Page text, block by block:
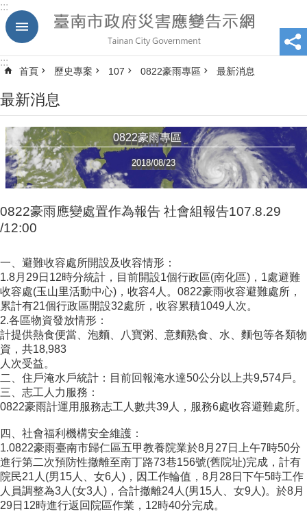
跳到主要內容區塊
:::
:::
首頁 歷史專案 107 0822豪雨專區 最新消息
最新消息
0822豪雨專區
2018/08/23
0822豪雨應變處置作為報告 社會組報告107.8.29
/12:00
一、避難收容處所開設及收容情形：
1.8月29日12時分統計，目前開設1個行政區(南化區)，1處避難
收容處(玉山里活動中心)，收容4人。0822豪雨收容避難處所，
累計有21個行政區開設32處所，收容累積1049人次。
2.各區物資發放情形：
計提供熱食便當、泡麵、八寶粥、意麵熟食、水、麵包等各類物
資，共18,983
人次受益。
二、住戶淹水戶統計：目前回報淹水達50公分以上共9,574戶。
三、志工人力服務：
0822豪雨計運用服務志工人數共39人，服務6處收容避難處所。
四、社會福利機構安全維護：
1.0822豪雨臺南市歸仁區五甲教養院業於8月27日上午7時50分
進行第二次預防性撤離至南丁路73巷156號(舊院址)完成，計有
院民21人(男15人、女6人)，因工作輪值，8月28日下午5時工作
人員調整為3人(女3人)，合計撤離24人(男15人、女9人)。於8月
29日12時進行返回院區作業，12時40分完成。